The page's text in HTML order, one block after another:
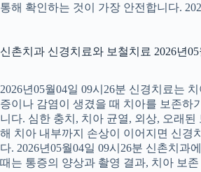
통해 확인하는 것이 가장 안전합니다.
신촌치과 신경치료와 보철치료 2026년05
2026년05월04일 09시26분 신경치료는
증이나 감염이 생겼을 때 치아를 보존하
니다. 심한 충치, 치아 균열, 외상, 오래된
해 치아 내부까지 손상이 이어지면 신경
다. 2026년05월04일 09시26분 신촌치과
때는 통증의 양상과 촬영 결과, 치아 보